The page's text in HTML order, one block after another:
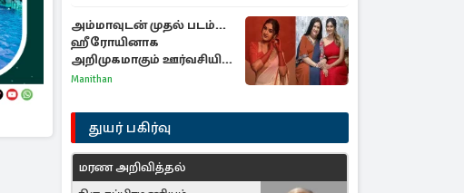
அம்மாவுடன் முதல் படம்...
ஹீரோயினாக
அறிமுகமாகும் ஊர்வசியின்
மகள் தேஜலட்சுமி!
Manithan
துயர் பகிர்வு
மரண அறிவித்தல்